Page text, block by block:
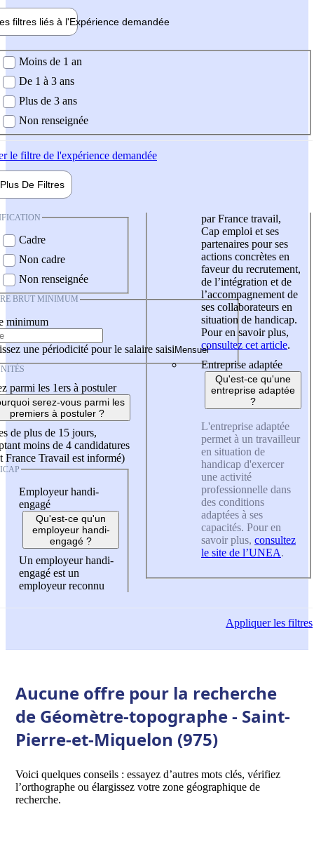
filtres liés à l'Expérience demandée
demandée
Moins de 1 an
De 1 à 3 ans
Plus de 3 ans
Non renseignée
le filtre de l'expérience demandée
Plus De Filtres
Cadre
Non cadre
Non renseignée
BRUT MINIMUM
minimum
une périodicité pour le salaire saisi
parmi les 1ers à postuler
serez-vous parmi les
premiers à postuler ?
de plus de 15 jours,
moins de 4 candidatures
France Travail est informé)
Employeur handi-
engagé
Qu'est-ce qu'un
employeur handi-
engagé ?
Un employeur handi-
engagé est un
employeur reconnu
par France travail,
Cap emploi et ses
partenaires pour ses
actions concrètes en
faveur du recrutement,
de l’intégration et de
l’accompagnement de
ses collaborateurs en
situation de handicap.
Pour en savoir plus,
consultez cet article.
Entreprise adaptée
Qu'est-ce qu'une
entreprise adaptée
?
L'entreprise adaptée
permet à un travailleur
en situation de
handicap d'exercer
une activité
professionnelle dans
des conditions
adaptées à ses
capacités. Pour en
savoir plus, consultez
le site de l’UNEA.
Appliquerles filtres
Aucune offre pour la recherche
de Géomètre-topographe - Saint-
Pierre-et-Miquelon (975)
Voici quelques conseils : essayez d’autres mots clés, vérifiez
l’orthographe ou élargissez votre zone géographique de
recherche.